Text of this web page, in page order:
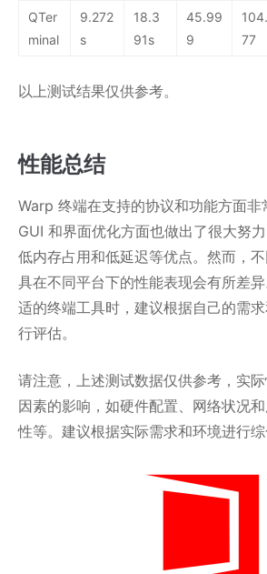
QTer
minal
9.272
s
18.3
91s
45.99
9
77
以上测试结果仅供参考。
性能总结
Warp 终端在支持的协议和功能方面非
GUI 和界面优化方面也做出了很大努力
低内存占用和低延迟等优点。然而，
具在不同平台下的性能表现会有所差
适的终端工具时，建议根据自己的需
行评估。
请注意，上述测试数据仅供参考，实
因素的影响，如硬件配置、网络状况
性等。建议根据实际需求和环境进行综